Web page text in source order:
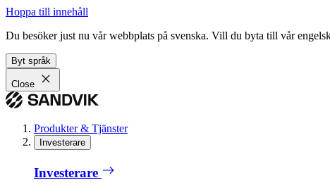
Hoppa till innehåll
Du besöker just nu vår webbplats på svenska. Vill du byta till vår
Byt språk
Close
Produkter & Tjänster
Investerare
Investerare